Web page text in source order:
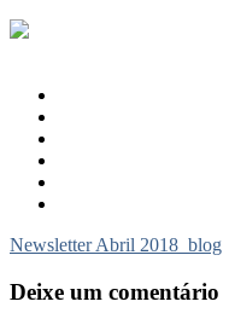
Newsletter Abril 2018_blog
Deixe um comentário